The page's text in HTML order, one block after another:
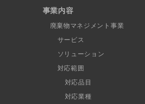
事業内容
廃棄物マネジメント事業
サービス
ソリューション
対応範囲
対応品目
対応業種